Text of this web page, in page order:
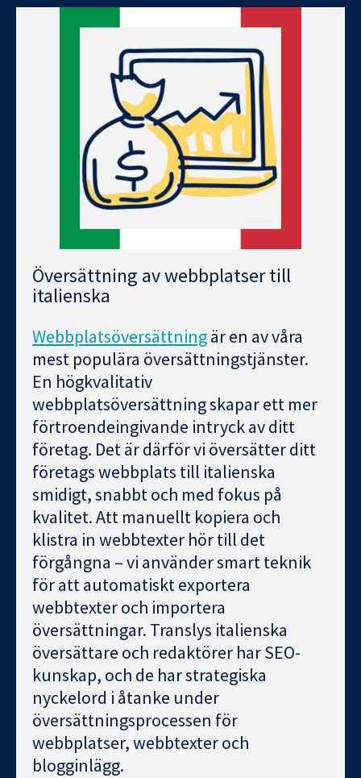
Översättning av webbplatser till
italienska
Webbplatsöversättningär en av våra
mest populära översättningstjänster.
En högkvalitativ
webbplatsöversättning skapar ett mer
förtroendeingivande intryck av ditt
företag. Det är därför vi översätter ditt
företags webbplats till italienska
smidigt, snabbt och med fokus på
kvalitet. Att manuellt kopiera och
klistra in webbtexter hör till det
förgångna – vi använder smart teknik
för att automatiskt exportera
webbtexter och importera
översättningar. Translys italienska
översättare och redaktörer har SEO-
kunskap, och de har strategiska
nyckelord i åtanke under
översättningsprocessen för
webbplatser, webbtexter och
blogginlägg.